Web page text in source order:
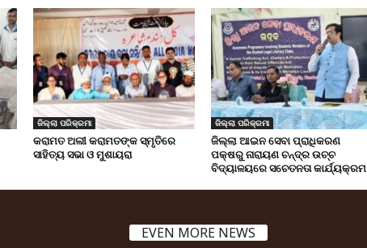
ଜିଲ୍ଲା ପରିକ୍ରମା
କରାମତ ଅଲୀ କରାମତଙ୍କ ସ୍ମୃତିରେ
ସାହିତ୍ୟ ସଭା ଓ ମୁଶାୟରା
ଜିଲ୍ଲା ପରିକ୍ରମା
ଜିଲ୍ଲା ଆଇନ ସେବା ପ୍ରାଧିକରଣ
ପକ୍ଷରୁ ନାରାୟଣ ଚନ୍ଦ୍ର ଉଚ୍ଚ
ବିଦ୍ୟାଳୟରେ ସଚେତନତା କାର୍ଯ୍ୟକ୍ରମ
EVEN MORE NEWS